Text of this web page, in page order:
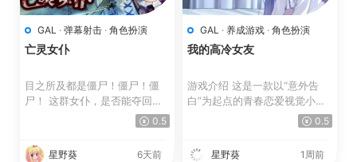
GAL · 弹幕射击 · 角色扮演
亡灵女仆
目之所及都是僵尸！僵尸！僵
尸！ 这群女仆，是否能夺回秋
叶原往日的和平！？ 这是...0.5
星野葵 6天前
GAL · 养成游戏 · 角色扮演
我的高冷女友
游戏介绍 这是一款以“意外告
白”为起点的青春恋爱视觉小
0.5
星野葵 1周前